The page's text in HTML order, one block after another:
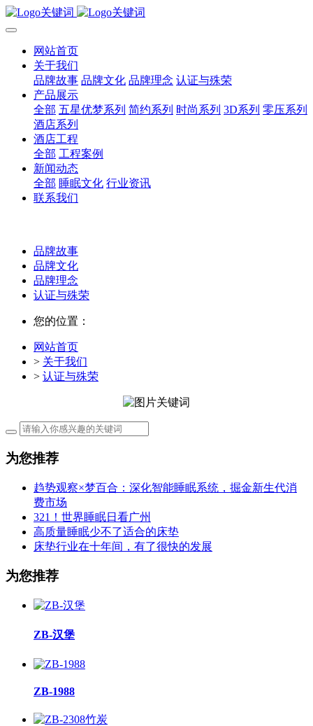
网站首页
关于我们
品牌故事 品牌文化 品牌理念 认证与殊荣
产品展示
全部 五星优梦系列 简约系列 时尚系列 3D系列 零压系列
酒店系列
酒店工程
全部 工程案例
新闻动态
全部 睡眠文化 行业资讯
联系我们
品牌故事
品牌文化
品牌理念
认证与殊荣
您的位置：
网站首页
> 关于我们
> 认证与殊荣
为您推荐
趋势观察×梦百合：深化智能睡眠系统，掘金新生代消
费市场
321！世界睡眠日看广州
高质量睡眠少不了适合的床垫
床垫行业在十年间，有了很快的发展
为您推荐
ZB-汉堡
ZB-1988